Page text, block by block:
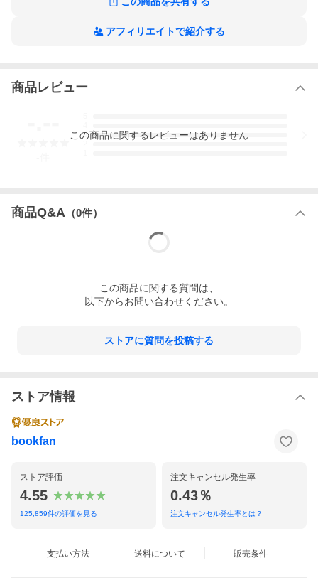
※本データはこの商品が発売された時点の情報です。
アフィリエイトで紹介する
商品レビュー
3
この商品に関するレビューはありません
商品Q&A （0件）
この商品に関する質問は、
以下からお問い合わせください。
ストアに質問を投稿する
ストア情報
bookfan
ストア評価
4.55
125,859件の評価を見る
注文キャンセル発生率
0.43％
注文キャンセル発生率とは？
支払い方法 送料について 販売条件